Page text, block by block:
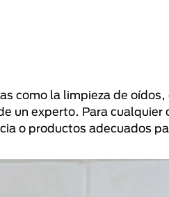
como la limpieza de
un experto. Para cualquier
o productos adecuados